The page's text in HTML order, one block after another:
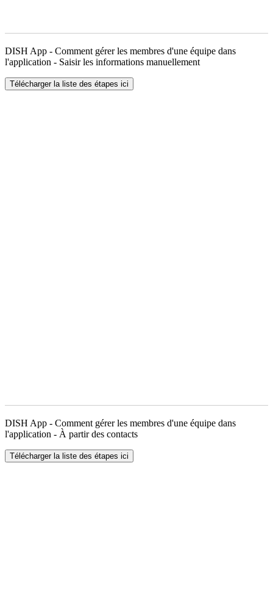
DISH App - Comment gérer les membres d'une équipe dans
l'application - Saisir les informations manuellement
Télécharger la liste des étapes ici
DISH App - Comment gérer les membres d'une équipe dans
l'application - À partir des contacts
Télécharger la liste des étapes ici